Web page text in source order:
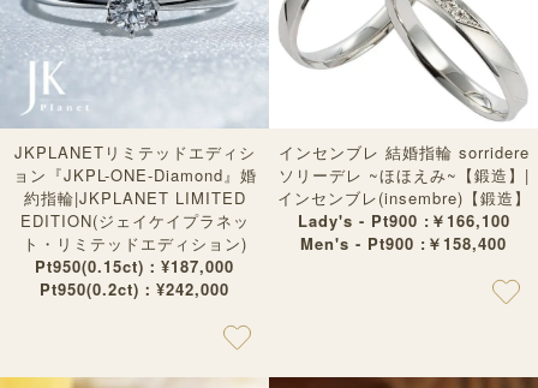
JKPLANETリミテッドエディシ
ョン『JKPL-ONE-Diamond』婚
約指輪|JKPLANET LIMITED
EDITION(ジェイケイプラネッ
ト・リミテッドエディション)
Pt950(0.15ct)：¥187,000
Pt950(0.2ct)：¥242,000
インセンブレ 結婚指輪 sorridere
ソリーデレ ~ほほえみ~【鍛造】|
インセンブレ(insembre)【鍛造】
Lady's - Pt900 :￥166,100
Men's - Pt900 :￥158,400